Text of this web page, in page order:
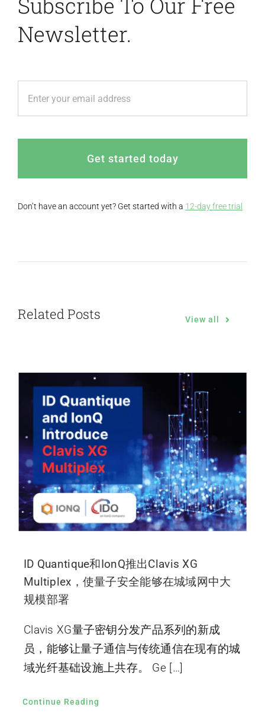
Newsletter.
Get started today
Don’t have an account yet? Get started with a 12-day free trial
Related Posts View all
ID Quantique和IonQ推出Clavis XG
Multiplex，使量子安全能够在城域网中大
规模部署
Clavis XG量子密钥分发产品系列的新成
员，能够让量子通信与传统通信在现有的城
域光纤基础设施上共存。 Ge […]
Continue Reading